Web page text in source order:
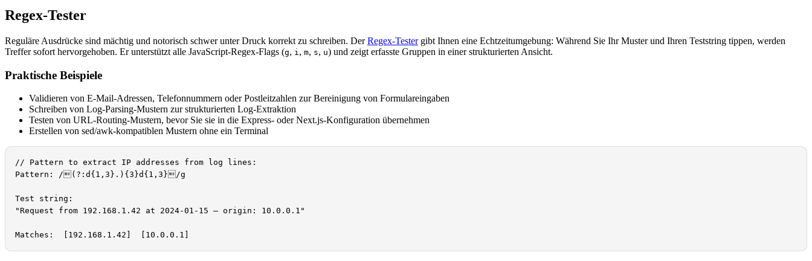
Regex-Tester
Reguläre Ausdrücke sind mächtig und notorisch schwer unter Druck korrekt zu schreiben. Der Regex-Testergibt Ihnen eine Echtzeitumgebung: Während Sie Ihr Muster und Ihren Teststring tippen, werden
Treffer sofort hervorgehoben. Er unterstützt alle JavaScript-Regex-Flags (g, i , m, s, u) und zeigt erfasste Gruppen in einer strukturierten Ansicht.
Praktische Beispiele
Validieren von E-Mail-Adressen, Telefonnummern oder Postleitzahlen zur Bereinigung von Formulareingaben
Schreiben von Log-Parsing-Mustern zur strukturierten Log-Extraktion
Testen von URL-Routing-Mustern, bevor Sie sie in die Express- oder Next.js-Konfiguration übernehmen
Erstellen von sed/awk-kompatiblen Mustern ohne ein Terminal
// Pattern to extract IP addresses from log lines:
Pattern: /(?:d{1,3}.){3}d{1,3}/g
Test string:
"Request from 192.168.1.42 at 2024-01-15 — origin: 10.0.0.1"
Matches:  [192.168.1.42]  [10.0.0.1]